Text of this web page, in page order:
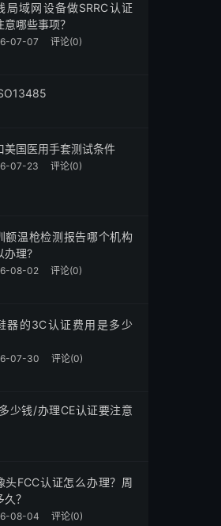
局域网设备做SRRC认证
意哪些事项？
07-07 评论(0)
美国医用手套测试条件
07-23 评论(0)
额温枪检测报告哪个机构
办理?
08-02 评论(0)
器的3C认证费用是多少
07-30 评论(0)
少钱/办理CE认证要注意
头FCC认证怎么办理？周
？
08-04 评论(0)